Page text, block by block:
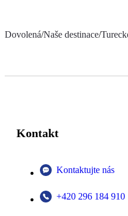
Dovolená/Naše destinace/
Kontakt
Kontaktujte nás
+420 296 184 910